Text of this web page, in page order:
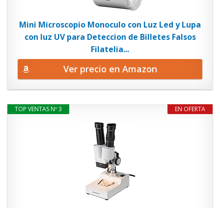
Mini Microscopio Monoculo con Luz Led y Lupa
con luz UV para Deteccion de Billetes Falsos
Filatelia...
Ver precio en Amazon
EN OFERTA
TOP VENTAS Nº 3